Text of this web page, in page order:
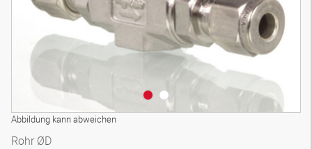
Abbildung kann abweichen
Rohr ØD